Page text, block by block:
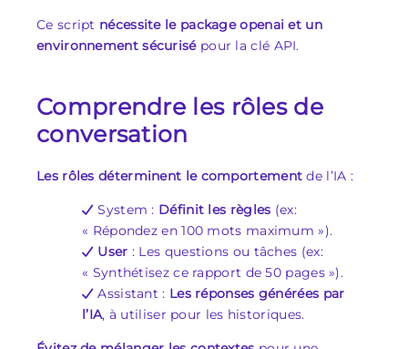
Ce script nécessite le packageopenai et un
environnement sécurisépour la clé API.
Comprendre les rôles de
conversation
Les rôles déterminent le comportement de l’IA :
System : Définit les règles (ex:
« Répondez en 100 mots maximum »).
User : Les questions ou tâches (ex:
« Synthétisez ce rapport de 50 pages »).
Assistant : Les réponses générées par
l’IA, à utiliser pour les historiques.